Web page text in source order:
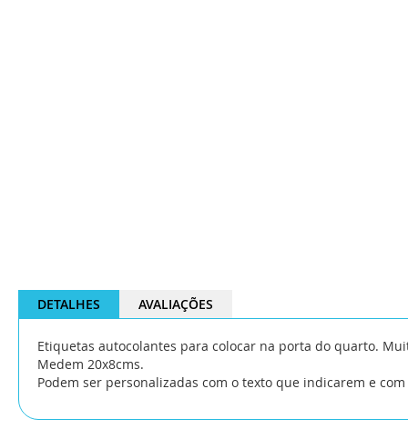
DETALHES
Etiquetas autocolantes para colocar na porta do quarto.
Medem 20x8cms.
Podem ser personalizadas com o texto que indicarem e
AVALIAÇÕES